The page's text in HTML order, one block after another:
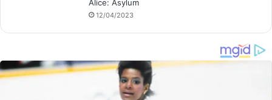
Alice: Asylum
12/04/2023